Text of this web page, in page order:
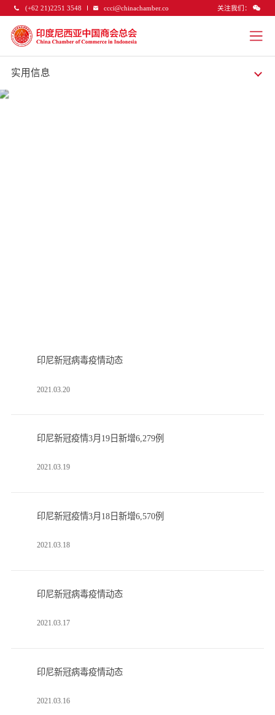
(+62 21)2251 3548 ccci@chinachamber.co 关注我们：
实用信息
印尼新冠病毒疫情动态
2021.03.20
印尼新冠疫情3月19日新增6,279例
2021.03.19
印尼新冠疫情3月18日新增6,570例
2021.03.18
印尼新冠病毒疫情动态
2021.03.17
印尼新冠病毒疫情动态
2021.03.16